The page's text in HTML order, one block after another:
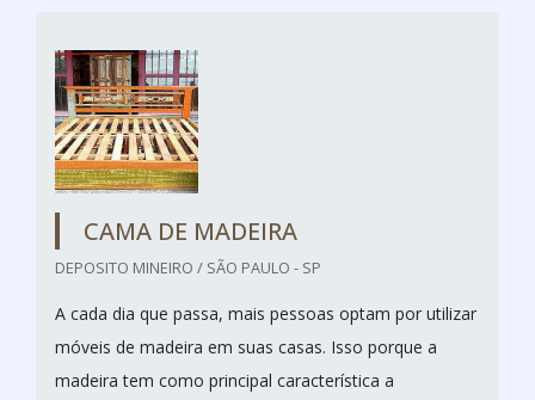
CAMA DE MADEIRA
DEPOSITO MINEIRO / SÃO PAULO - SP
A cada dia que passa, mais pessoas optam por utilizar
móveis de madeira em suas casas. Isso porque a
madeira tem como principal característica a